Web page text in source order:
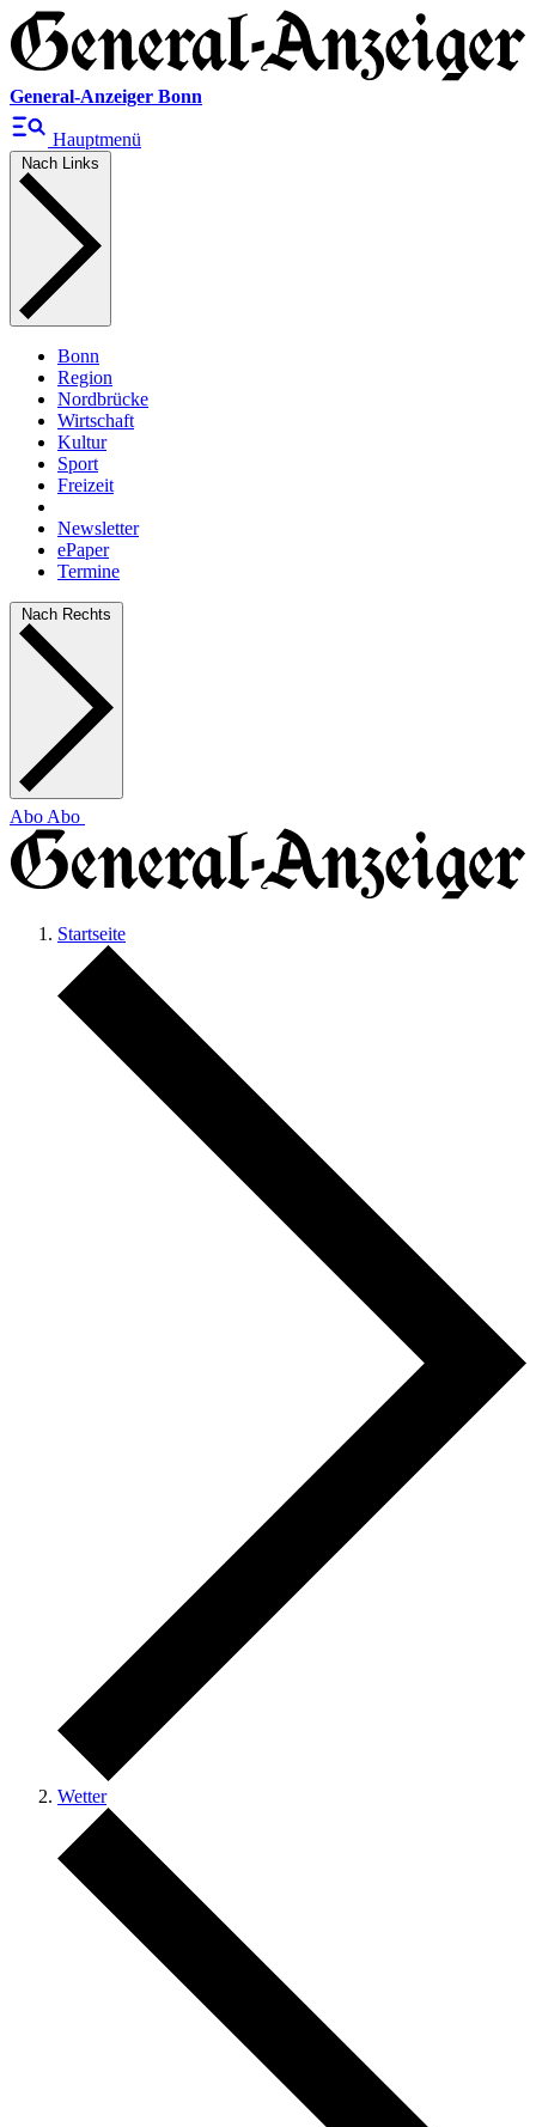
General-Anzeiger Bonn
Hauptmenü
Nach Links
Bonn
Region
Nordbrücke
Wirtschaft
Kultur
Sport
Freizeit
Newsletter
ePaper
Termine
Nach Rechts
Abo Abo
Startseite
Wetter